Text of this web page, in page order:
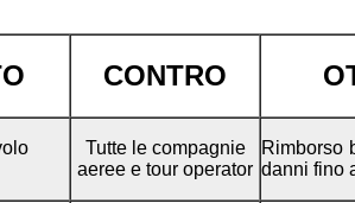
CONTRO
Tutte le compagnie
aeree e tour operator
Rimborso
danni fino